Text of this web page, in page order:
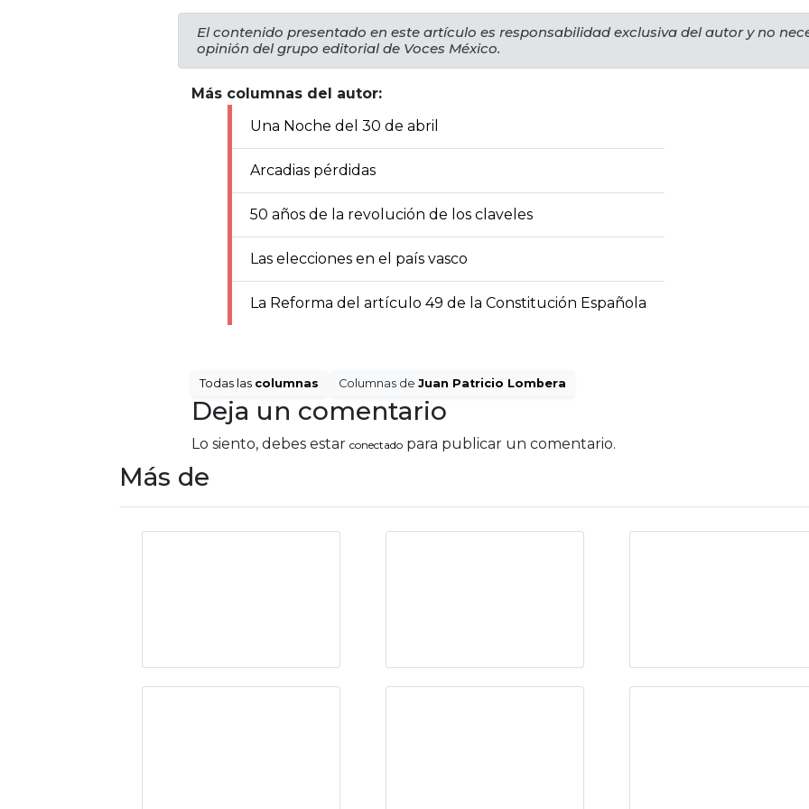
El contenido presentado en este artículo es responsabilidad exclusiva del autor y no
opinión del grupo editorial de Voces México.
Más columnas del autor:
Una Noche del 30 de abril
Arcadias pérdidas
50 años de la revolución de los claveles
Las elecciones en el país vasco
La Reforma del artículo 49 de la Constitución Española
Todas las columnas Columnas de Juan Patricio Lombera
Deja un comentario
Lo siento, debes estar conectado para publicar un comentario.
Más de